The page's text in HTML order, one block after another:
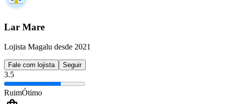
Lar Mare
Lojista Magalu desde 2021
Fale com lojista Seguir
3.5
RuimÓtimo